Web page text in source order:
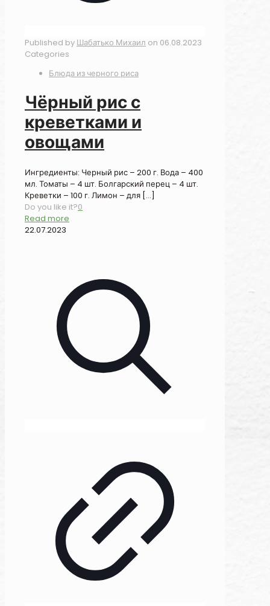
Published by Шабатько Михаил on 06.08.2023
Categories
Блюда из черного риса
Чёрный рис с
креветками и
овощами
Ингредиенты: Черный рис – 200 г. Вода – 400
мл. Томаты – 4 шт. Болгарский перец – 4 шт.
Креветки – 100 г. Лимон – для […]
Do you like it?0
Read more
22.07.2023